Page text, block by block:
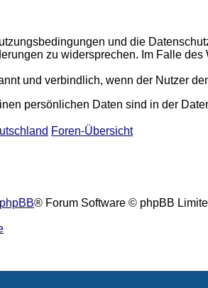
und die
zu widersprechen. Im Falle
und verbindlich, wenn der Nutzer
persönlichen Daten sind in der
Foren-Übersicht
phpBB® Forum Software © phpBB